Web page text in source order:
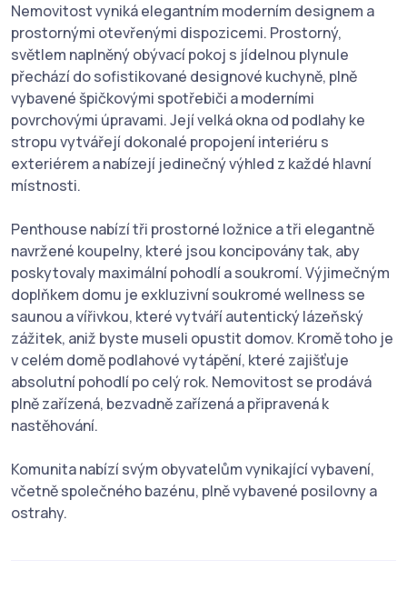
Nemovitost vyniká elegantním moderním designem a
prostornými otevřenými dispozicemi. Prostorný,
světlem naplněný obývací pokoj s jídelnou plynule
přechází do sofistikované designové kuchyně, plně
vybavené špičkovými spotřebiči a moderními
povrchovými úpravami. Její velká okna od podlahy ke
stropu vytvářejí dokonalé propojení interiéru s
exteriérem a nabízejí jedinečný výhled z každé hlavní
místnosti.
Penthouse nabízí tři prostorné ložnice a tři elegantně
navržené koupelny, které jsou koncipovány tak, aby
poskytovaly maximální pohodlí a soukromí. Výjimečným
doplňkem domu je exkluzivní soukromé wellness se
saunou a vířivkou, které vytváří autentický lázeňský
zážitek, aniž byste museli opustit domov. Kromě toho je
v celém domě podlahové vytápění, které zajišťuje
absolutní pohodlí po celý rok. Nemovitost se prodává
plně zařízená, bezvadně zařízená a připravená k
nastěhování.
Komunita nabízí svým obyvatelům vynikající vybavení,
včetně společného bazénu, plně vybavené posilovny a
ostrahy.